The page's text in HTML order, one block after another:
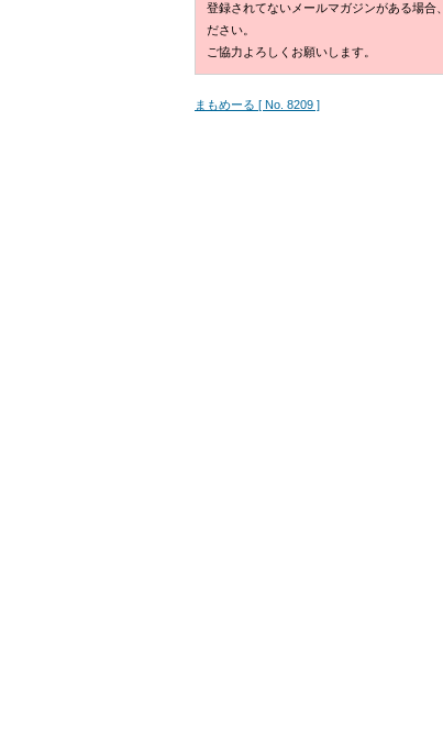
登録されてないメールマガジンがある場合、
ださい。
ご協力よろしくお願いします。
まもめーる [ No. 8209 ]